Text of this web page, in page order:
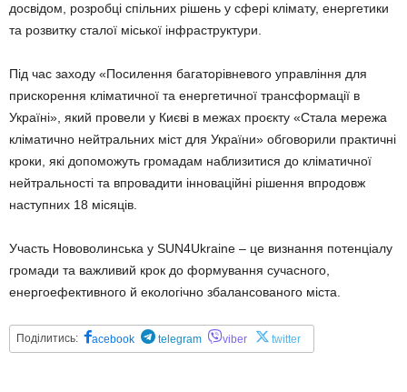
досвідом, розробці спільних рішень у сфері клімату, енергетики
та розвитку сталої міської інфраструктури.
Під час заходу «Посилення багаторівневого управління для
прискорення кліматичної та енергетичної трансформації в
Україні», який провели у Києві в межах проєкту «Стала мережа
кліматично нейтральних міст для України» обговорили практичні
кроки, які допоможуть громадам наблизитися до кліматичної
нейтральності та впровадити інноваційні рішення впродовж
наступних 18 місяців.
Участь Нововолинська у SUN4Ukraine – це визнання потенціалу
громади та важливий крок до формування сучасного,
енергоефективного й екологічно збалансованого міста.
Поділитись: acebook telegram viber twitter